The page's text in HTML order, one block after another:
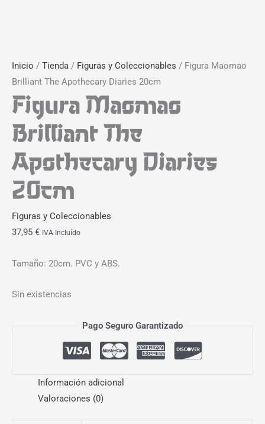
Inicio / Tienda / Figuras y Coleccionables / Figura Maomao
Brilliant The Apothecary Diaries 20cm
Figura Maomao
Brilliant The
Apothecary Diaries
20cm
Figuras y Coleccionables
37,95 € IVA Incluído
Tamaño: 20cm. PVC y ABS.
Sin existencias
Pago Seguro Garantizado
Información adicional
Valoraciones (0)